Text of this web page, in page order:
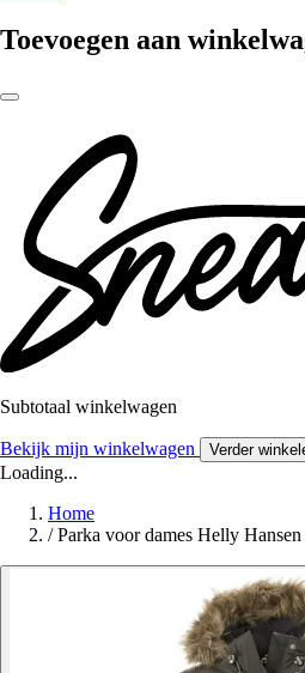
Toevoegen aan
Subtotaal winkelwagen
Bekijk mijn winkelwagen Verder
Loading...
Home
/ Parka voor dames Helly